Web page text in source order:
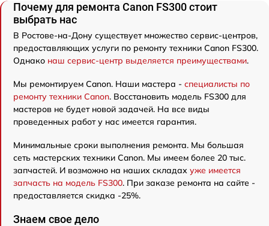
Почему для ремонта Canon FS300 стоит
выбрать нас
В Ростове-на-Дону существует множество сервис-центров,
предоставляющих услуги по ремонту техники Canon FS300.
Однако наш сервис-центр выделяется преимуществами.
Мы ремонтируем Canon. Наши мастера - специалисты по
ремонту техники Canon. Восстановить модель FS300 для
мастеров не будет новой задачей. На все виды
проведенных работ у нас имеется гарантия.
Минимальные сроки выполнения ремонта. Мы большая
сеть мастерских техники Canon. Мы имеем более 20 тыс.
запчастей. И возможно на наших складах уже имеется
запчасть на модель FS300. При заказе ремонта на сайте -
предоставляется скидка -25%.
Знаем свое дело